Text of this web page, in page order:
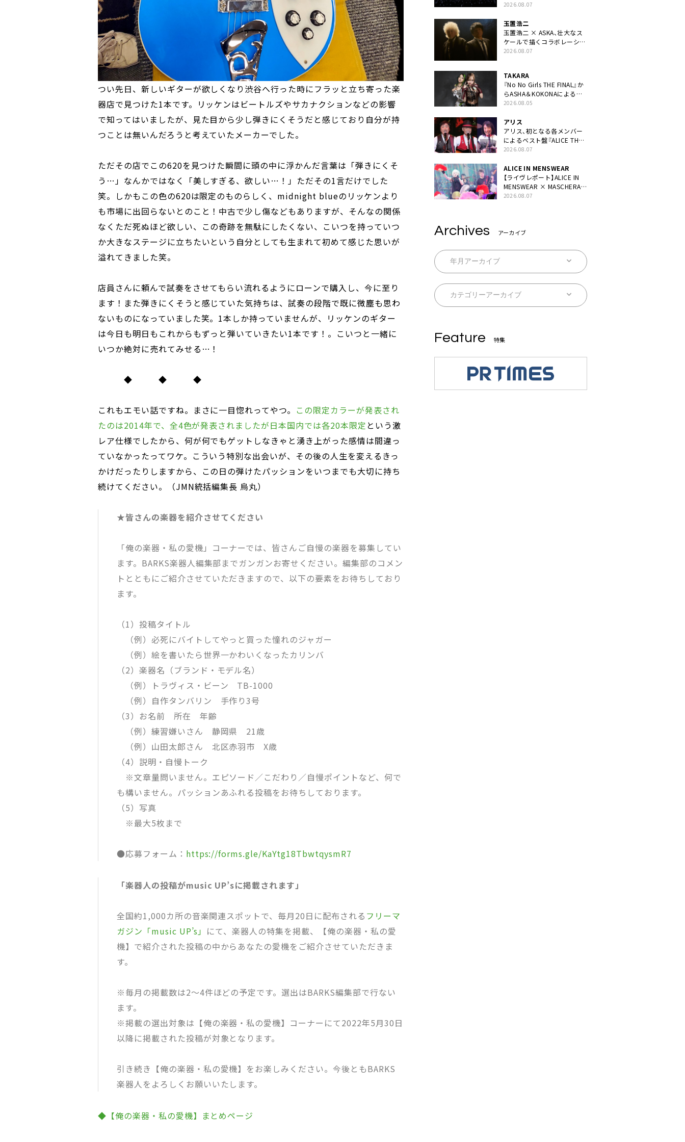
つい先日、新しいギターが欲しくなり渋谷へ行った時にフラッと立ち寄った楽
器店で見つけた1本です。リッケンはビートルズやサカナクションなどの影響
で知ってはいましたが、見た目から少し弾きにくそうだと感じており自分が持
つことは無いんだろうと考えていたメーカーでした。
ただその店でこの620を見つけた瞬間に頭の中に浮かんだ言葉は「弾きにくそ
う…」なんかではなく「美しすぎる、欲しい…！」ただその1言だけでした
笑。しかもこの色の620は限定のものらしく、midnight blueのリッケンより
も市場に出回らないとのこと！中古で少し傷などもありますが、そんなの関係
なくただ死ぬほど欲しい、この奇跡を無駄にしたくない、こいつを持っていつ
か大きなステージに立ちたいという自分としても生まれて初めて感じた思いが
溢れてきました笑。
店員さんに頼んで試奏をさせてもらい流れるようにローンで購入し、今に至り
ます！また弾きにくそうと感じていた気持ちは、試奏の段階で既に微塵も思わ
ないものになっていました笑。1本しか持っていませんが、リッケンのギター
は今日も明日もこれからもずっと弾いていきたい1本です！。こいつと一緒に
いつか絶対に売れてみせる…！
◆ ◆ ◆
これもエモい話ですね。まさに一目惚れってやつ。 この限定カラーが発表され
たのは2014年で、全4色が発表されましたが日本国内では各20本限定 という激
レア仕様でしたから、何が何でもゲットしなきゃと湧き上がった感情は間違っ
ていなかったってワケ。こういう特別な出会いが、その後の人生を変えるきっ
かけだったりしますから、この日の弾けたパッションをいつまでも大切に持ち
続けてください。（JMN統括編集長 烏丸）
★皆さんの楽器を紹介させてください
「俺の楽器・私の愛機」コーナーでは、皆さんご自慢の楽器を募集してい
ます。BARKS楽器人編集部までガンガンお寄せください。編集部のコメン
トとともにご紹介させていただきますので、以下の要素をお待ちしており
ます。
（1）投稿タイトル
（例）必死にバイトしてやっと買った憧れのジャガー
（例）絵を書いたら世界一かわいくなったカリンバ
（2）楽器名（ブランド・モデル名）
（例）トラヴィス・ビーン TB-1000
（例）自作タンバリン 手作り3号
（3）お名前 所在 年齢
（例）練習嫌いさん 静岡県 21歳
（例）山田太郎さん 北区赤羽市 X歳
（4）説明・自慢トーク
※文章量問いません。エピソード／こだわり／自慢ポイントなど、何で
も構いません。パッションあふれる投稿をお待ちしております。
（5）写真
※最大5枚まで
●応募フォーム： https://forms.gle/KaYtg18TbwtqysmR7
「楽器人の投稿がmusic UP’sに掲載されます」
全国約1,000カ所の音楽関連スポットで、毎月20日に配布される フリーマ
ガジン「music UP’s」 にて、楽器人の特集を掲載、【俺の楽器・私の愛
機】で紹介された投稿の中からあなたの愛機をご紹介させていただきま
す。
※毎月の掲載数は2～4件ほどの予定です。選出はBARKS編集部で行ない
ます。
※掲載の選出対象は【俺の楽器・私の愛機】コーナーにて2022年5月30日
以降に掲載された投稿が対象となります。
引き続き【俺の楽器・私の愛機】をお楽しみください。今後ともBARKS
楽器人をよろしくお願いいたします。
◆【俺の楽器・私の愛機】まとめページ
40周年ライブより「FANtachy
2026.08.07
玉置浩二
玉置浩二 × ASKA、壮大なス
ケールで描くコラボレーショ
ン曲「音銀河」リリース決定。
2026.08.07
TAKARA
『No No Girls THE FINAL』か
らASHA＆KOKONAによるユ
ニット・TAKARAがデビュー
2026.08.05
アリス
アリス、初となる各メンバー
によるベスト盤『ALICE THE
BEST “TORILOGY”』リリー
2026.08.07
ALICE IN MENSWEAR
【ライヴレポート】ALICE IN
MENSWEAR × MASCHERA、
ツーマン＜Masquerade in
2026.08.07
Archives アーカイブ
Feature 特集